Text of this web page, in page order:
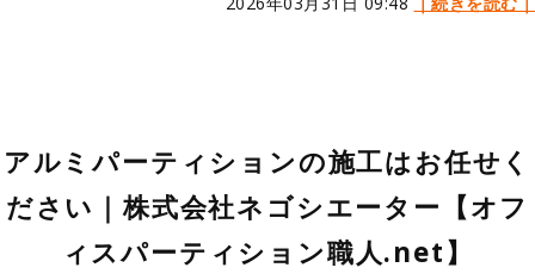
アルミパーティションの施工はお任せく
ださい｜株式会社ネゴシエーター【オフ
ィスパーティション職人.net】